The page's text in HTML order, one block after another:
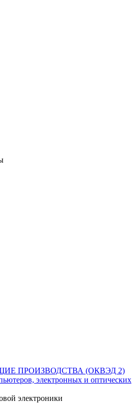
ПРОИЗВОДСТВА (ОКВЭД 2)
электронных и оптических
электроники